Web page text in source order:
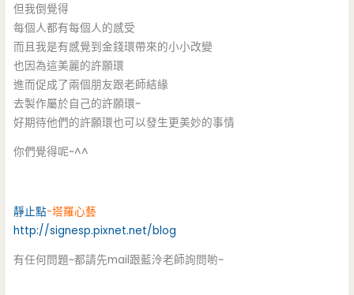
但我倒覺得
每個人都有每個人的感受
而且我是有感覺到金錢環帶來的小小改變
也因為這美麗的許願環
進而促成了兩個朋友跟老師結緣
去製作屬於自己的許願環~
好期待他們的許願環也可以發生更美妙的事情
你們覺得呢~^^
靜止點-塔羅心藝
http://signesp.pixnet.net/blog
有任何問題~都請先mail跟藍泠老師詢問喲~